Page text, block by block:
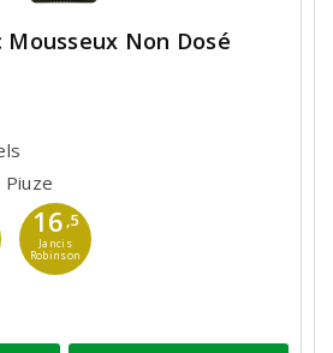
Mousseux Non Dosé
16 ,5
Jancis
Robinson